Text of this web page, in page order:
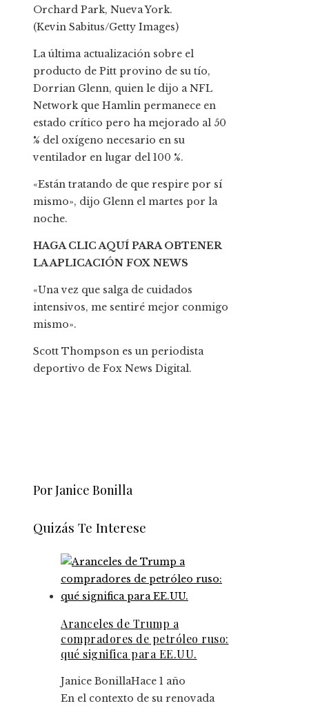
Orchard Park, Nueva York.
(Kevin Sabitus/Getty Images)
La última actualización sobre el
producto de Pitt provino de su tío,
Dorrian Glenn, quien le dijo a NFL
Network que Hamlin permanece en
estado crítico pero ha mejorado al 50
% del oxígeno necesario en su
ventilador en lugar del 100 %.
«Están tratando de que respire por sí
mismo», dijo Glenn el martes por la
noche.
HAGA CLIC AQUÍ PARA OBTENER
LA APLICACIÓN FOX NEWS
«Una vez que salga de cuidados
intensivos, me sentiré mejor conmigo
mismo».
Scott Thompson es un periodista
deportivo de Fox News Digital.
Por Janice Bonilla
Quizás Te Interese
Aranceles de Trump a
compradores de petróleo ruso:
qué significa para EE.UU.
Janice BonillaHace 1 año
En el contexto de su renovada